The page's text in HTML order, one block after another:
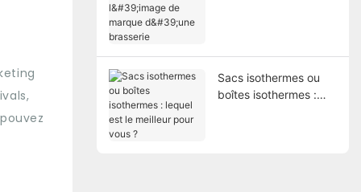
Sacs isothermes ou
boîtes isothermes :